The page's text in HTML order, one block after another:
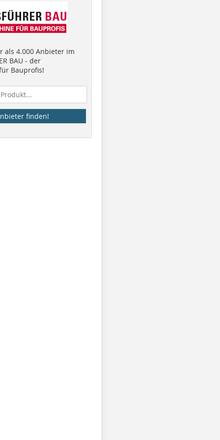
als 4.000 Anbieter im
BAU - der
Bauprofis!
finden!